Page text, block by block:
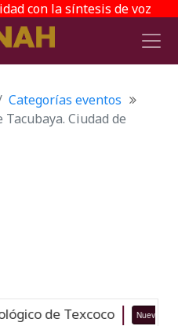
con la síntesis de voz
Categorías eventos
Ciudad de
de Texcoco Nuevo